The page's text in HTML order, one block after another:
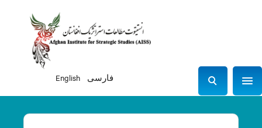
English فارسی
S
e
a